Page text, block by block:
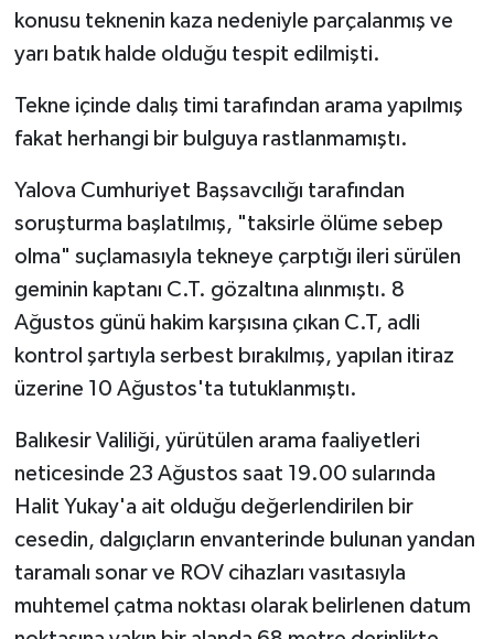
konusu teknenin kaza nedeniyle parçalanmış ve
yarı batık halde olduğu tespit edilmişti.
Tekne içinde dalış timi tarafından arama yapılmış
fakat herhangi bir bulguya rastlanmamıştı.
Yalova Cumhuriyet Başsavcılığı tarafından
soruşturma başlatılmış, "taksirle ölüme sebep
olma" suçlamasıyla tekneye çarptığı ileri sürülen
geminin kaptanı C.T. gözaltına alınmıştı. 8
Ağustos günü hakim karşısına çıkan C.T, adli
kontrol şartıyla serbest bırakılmış, yapılan itiraz
üzerine 10 Ağustos'ta tutuklanmıştı.
Balıkesir Valiliği, yürütülen arama faaliyetleri
neticesinde 23 Ağustos saat 19.00 sularında
Halit Yukay'a ait olduğu değerlendirilen bir
cesedin, dalgıçların envanterinde bulunan yandan
taramalı sonar ve ROV cihazları vasıtasıyla
muhtemel çatma noktası olarak belirlenen datum